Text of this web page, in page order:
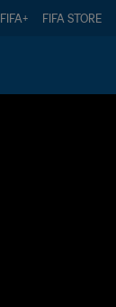
FIFA+ FIFA STORE